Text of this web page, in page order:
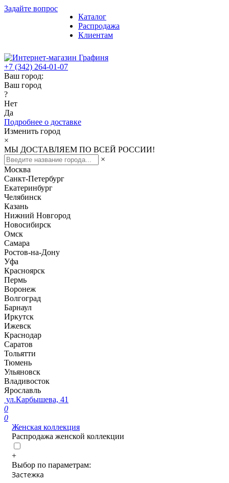
Задайте вопрос
Каталог
Распродажа
Клиентам
+7 (342) 264-01-07
Ваш город:
Ваш город
?
Нет
Да
Подробнее о доставке
Изменить город
×
МЫ ДОСТАВЛЯЕМ ПО ВСЕЙ РОССИИ!
×
Москва
Санкт-Петербург
Екатеринбург
Челябинск
Казань
Нижний Новгород
Новосибирск
Омск
Самара
Ростов-на-Дону
Уфа
Красноярск
Пермь
Воронеж
Волгоград
Барнаул
Иркутск
Ижевск
Краснодар
Саратов
Тольятти
Тюмень
Ульяновск
Владивосток
Ярославль
ул.Карбышева, 41
0
0
Женская коллекция
Распродажа женской коллекции
+
Выбор по параметрам:
Застежка